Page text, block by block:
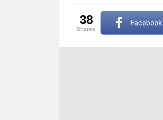
38
shares
Facebook